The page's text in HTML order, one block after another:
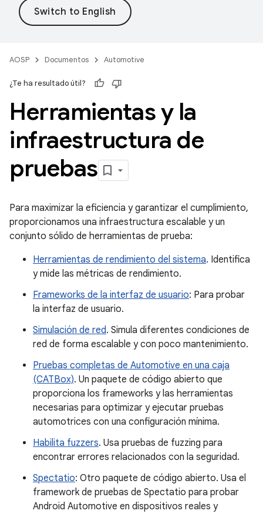
AOSP Documentos Automotive
¿Te ha resultado útil?
Herramientas y la
infraestructura de
pruebas
Para maximizar la eficiencia y garantizar el cumplimiento,
proporcionamos una infraestructura escalable y un
conjunto sólido de herramientas de prueba:
Herramientas de rendimiento del sistema. Identifica
y mide las métricas de rendimiento.
Frameworks de la interfaz de usuario: Para probar
la interfaz de usuario.
Simulación de red. Simula diferentes condiciones de
red de forma escalable y con poco mantenimiento.
Pruebas completas de Automotive en una caja
(CATBox). Un paquete de código abierto que
proporciona los frameworks y las herramientas
necesarias para optimizar y ejecutar pruebas
automotrices con una configuración mínima.
Habilita fuzzers. Usa pruebas de fuzzing para
encontrar errores relacionados con la seguridad.
Spectatio: Otro paquete de código abierto. Usa el
framework de pruebas de Spectatio para probar
Android Automotive en dispositivos reales y